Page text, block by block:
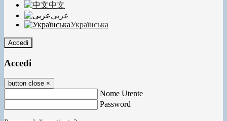
中文
عربى
Українська
Accedi
Accedi
button close ×
Nome Utente
Password